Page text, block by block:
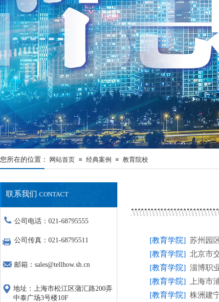
您所在的位置： 网站首页 ≡ 经典案例 ≡ 教育院校
联系我们 CONTACT
最新资讯
公司电话：021-68795555
[教育学院] 苏州园
[教育学院] 北京市
[教育学院] 淄博职
[教育学院]
上海市
[教育学院] 株洲建
公司传真：021-68795511
邮箱：sales@tellhow.sh.cn
地址：上海市松江区蒲汇路200弄
中泰广场3号楼10F